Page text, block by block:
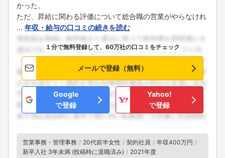
かった。
ただ、昇給に関わる評価について総合職の営業がやらなけれ
... 年収・給与の口コミの続きを読む
１分で無料登録して、60万社の口コミをチェック
メールで登録（無料）
Google
で登録
Yahoo!
で登録
営業事務・管理事務 20代前半女性 契約社員
年収400万円
新卒入社 3年未満 (投稿時に退職済み)
2021年度